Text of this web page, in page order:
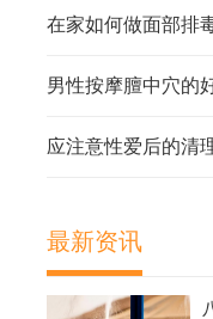
在家如何做面部排
应注意性爱后的清
最新资讯